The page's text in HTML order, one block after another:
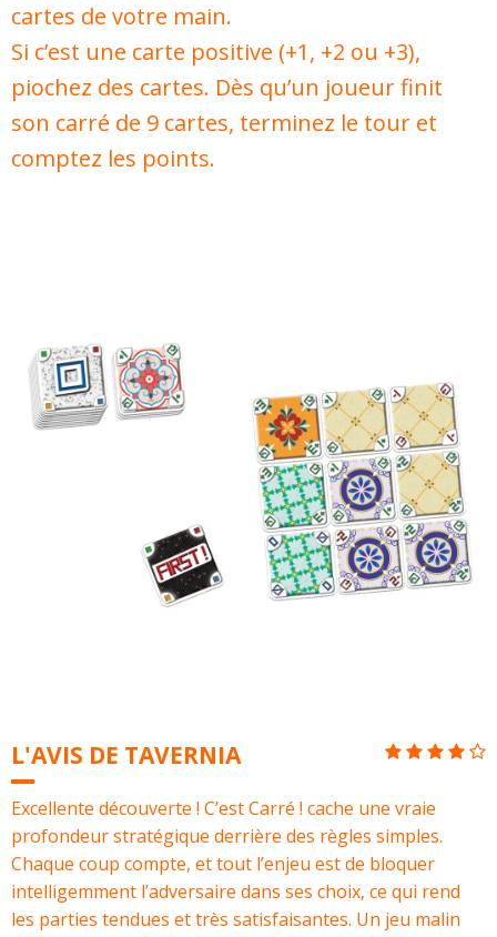
cartes de votre main.
Si c’est une carte positive (+1, +2 ou +3),
piochez des cartes. Dès qu’un joueur finit
son carré de 9 cartes, terminez le tour et
comptez les points.
L'AVIS DE TAVERNIA
Excellente découverte ! C’est Carré ! cache une vraie
profondeur stratégique derrière des règles simples.
Chaque coup compte, et tout l’enjeu est de bloquer
intelligemment l’adversaire dans ses choix, ce qui rend
les parties tendues et très satisfaisantes. Un jeu malin